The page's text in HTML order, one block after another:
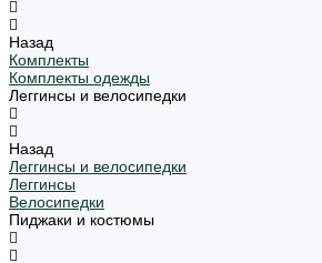
Назад
Комплекты
Комплекты одежды
Леггинсы и велосипедки
Назад
Леггинсы и велосипедки
Леггинсы
Велосипедки
Пиджаки и костюмы